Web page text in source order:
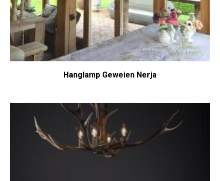
Hanglamp Geweien Nerja